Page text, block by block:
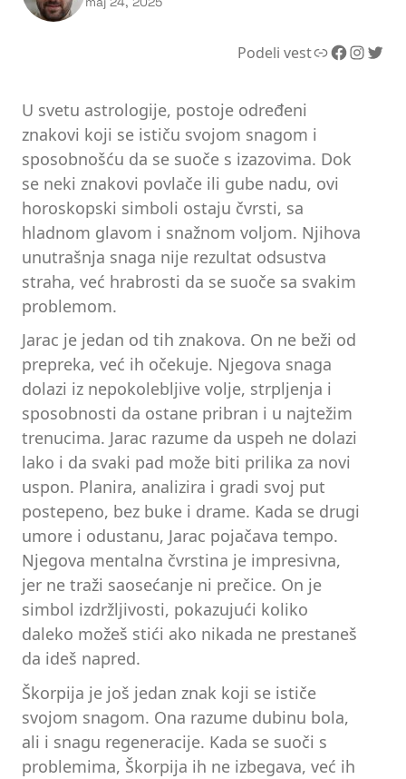
Podeli vestLink Facebook InstagramTwitter
U svetu astrologije, postoje određeni
znakovi koji se ističu svojom snagom i
sposobnošću da se suoče s izazovima. Dok
se neki znakovi povlače ili gube nadu, ovi
horoskopski simboli ostaju čvrsti, sa
hladnom glavom i snažnom voljom. Njihova
unutrašnja snaga nije rezultat odsustva
straha, već hrabrosti da se suoče sa svakim
problemom.
Jarac je jedan od tih znakova. On ne beži od
prepreka, već ih očekuje. Njegova snaga
dolazi iz nepokolebljive volje, strpljenja i
sposobnosti da ostane pribran i u najtežim
trenucima. Jarac razume da uspeh ne dolazi
lako i da svaki pad može biti prilika za novi
uspon. Planira, analizira i gradi svoj put
postepeno, bez buke i drame. Kada se drugi
umore i odustanu, Jarac pojačava tempo.
Njegova mentalna čvrstina je impresivna,
jer ne traži saosećanje ni prečice. On je
simbol izdržljivosti, pokazujući koliko
daleko možeš stići ako nikada ne prestaneš
da ideš napred.
Škorpija je još jedan znak koji se ističe
svojom snagom. Ona razume dubinu bola,
ali i snagu regeneracije. Kada se suoči s
problemima, Škorpija ih ne izbegava, već ih